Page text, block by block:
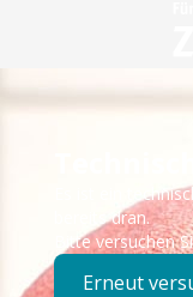
Es ist ein
bereits dran.
Bitte versuchen
Erneut